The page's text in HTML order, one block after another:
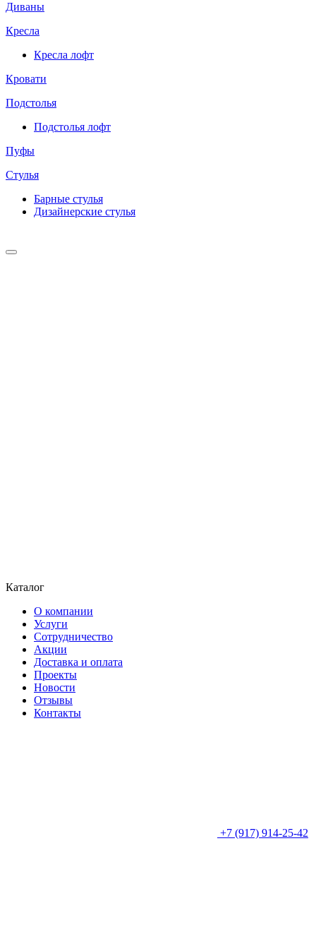
Диваны
Кресла
Кресла лофт
Кровати
Подстолья
Подстолья лофт
Пуфы
Стулья
Барные cтулья
Дизайнерские cтулья
Каталог
О компании
Услуги
Сотрудничество
Акции
Доставка и оплата
Проекты
Новости
Отзывы
Контакты
+7 (917) 914-25-42